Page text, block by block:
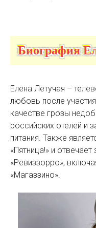
Биография
Елена Летучая –
любовь после
качестве грозы
российских отелей и
питания. Также
«Пятница!» и
«Ревиззорро»,
«Магаззино».